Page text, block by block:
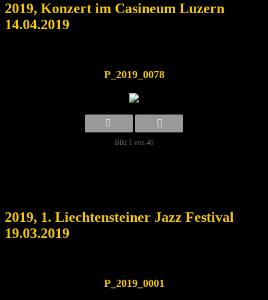
2019, Konzert im Casineum Luzern
14.04.2019
P_2019_0078
Bild 1 von 40
2019, 1. Liechtensteiner Jazz Festival
19.03.2019
P_2019_0001